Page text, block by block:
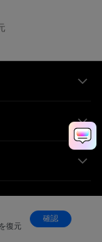
復元
確認